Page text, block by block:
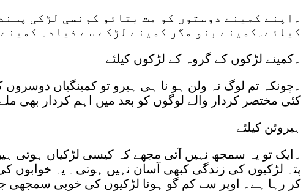
۔اپنے کمینے دوستوں کو مت بتائو کونسی لڑکی
کیلئے۔کمینے بنو مگر کمینے لڑکے سے ذیادہ
۔کمینے لڑکوں کے گروہ کے لڑکوں کیلئے
۔چونکہ تم لوگ نہ ولن ہو نا ہی ہیرو تو کمینگیاں دوسروں
کئی مختصر کردار والے لوگوں کو بعد میں اہم کردار بھی
ہیروئن کیلئے
۔ایک تو یہ سمجھ نہیں آتی مجھے کہ کیسی لڑکیاں ہوتی
پتہ لڑکیوں کی زندگی کبھی آسان نہیں ہوتی۔ یہ خوابوں
کر رہا ہے۔ اوپر سے کم گو ہونا لڑکیوں کی خوبی سمجھی